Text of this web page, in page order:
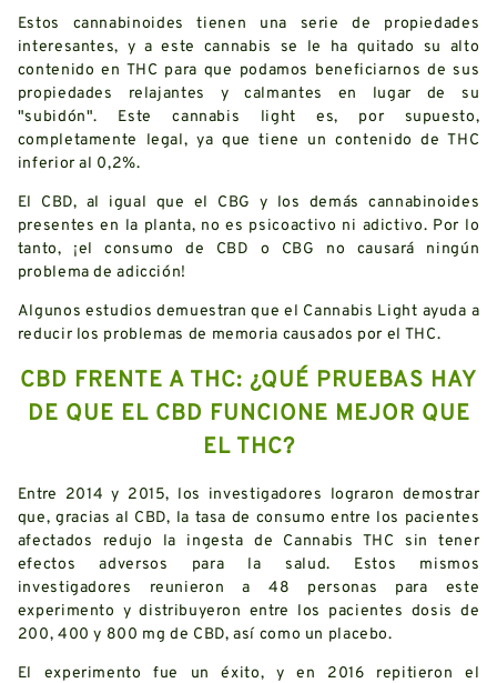
Estos cannabinoides tienen una serie de propiedades
interesantes, y a este cannabis se le ha quitado su alto
contenido en THC para que podamos beneficiarnos de sus
propiedades relajantes y calmantes en lugar de su
"subidón". Este cannabis light es, por supuesto,
completamente legal, ya que tiene un contenido de THC
inferior al 0,2%.
El CBD, al igual que el CBG y los demás cannabinoides
presentes en la planta, no es psicoactivo ni adictivo. Por lo
tanto, ¡el consumo de CBD o CBG no causará ningún
problema de adicción!
Algunos estudios demuestran que el Cannabis Light ayuda a
reducir los problemas de memoria causados por el THC.
CBD FRENTE A THC: ¿QUÉ PRUEBAS HAY
DE QUE EL CBD FUNCIONE MEJOR QUE
EL THC?
Entre 2014 y 2015, los investigadores lograron demostrar
que, gracias al CBD, la tasa de consumo entre los pacientes
afectados redujo la ingesta de Cannabis THC sin tener
efectos adversos para la salud. Estos mismos
investigadores reunieron a 48 personas para este
experimento y distribuyeron entre los pacientes dosis de
200, 400 y 800 mg de CBD, así como un placebo.
El experimento fue un éxito, y en 2016 repitieron el